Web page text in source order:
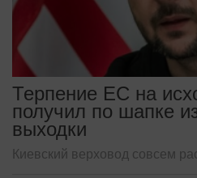
Терпение ЕС на
получил по шапке
выходки
Киевский верховод совсем